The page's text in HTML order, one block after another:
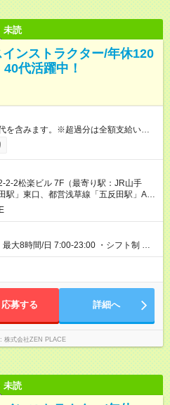
未読
ンストラクター/年休120
代活躍中！
を含みます。※超過分は全額支給いたし
円／月 みなし残業時間 30時間／月
を含みます。（超過分は全額支給しま
月あり（給与/労働時要件は同条件）
出身入社年数：5年目 年代：30代
円（＝基本給×12か月＋賞与） 備
ス開発・プロダクト開発へ貢献 ■OL
収：約5，560，000円（＝基本給×12か
務など、グローバル事業への貢献手当
む 【試用期間】試用期間
ヶ月 雇用形態、給与は本採用時と同じ
2-2松楽ビル 7F（最寄り駅：JR山手
駅」東口、都営浅草線「五反田駅」A5
急池上線「五反田駅」西口徒歩4分JR
口徒歩1分JR京浜東北線・東急大井町
んかい線「大井町駅」C出口徒歩3分東
五反田方面改札口 徒歩5分＊全国にスタ
り全国勤務型の募集です）
大8時間/日 7:00-23:00 ・シフト制 ※週
働8時間（休憩1時間）
応募する 詳細へ
株式会社ZEN PLACE
未読